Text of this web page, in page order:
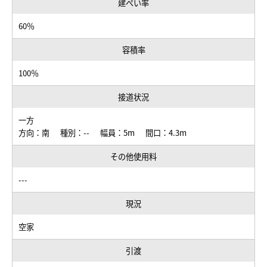
建ぺい率
60％
容積率
100％
接道状況
一方
方向：南 種別：-- 幅員：5m 間口：4.3m
その他使用料
---
現況
空家
引渡